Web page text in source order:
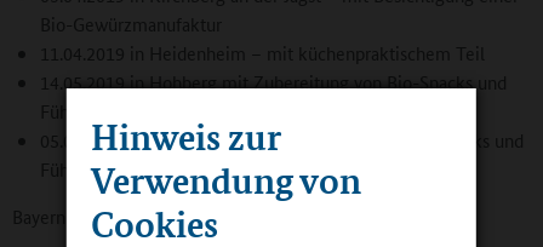
Hinweis zur
Verwendung von
Cookies
Bio-Gewürzmanufaktur
11.04.2019 in Heidenheim – mit küchenpraktischem Teil
14.05.2019 in Hohberg mit Zubereitung von Bio-Snacks und
Führung über den Bio-Hof
05.06.2019 in Obrigheim mit Zubereitung von Bio-Snacks und
Führung über den Bio-Hof
Bayern